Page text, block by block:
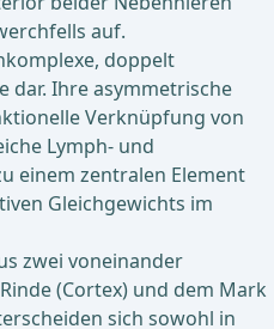
auf.
doppelt
dar. Ihre asymmetrische
Verknüpfung von
Lymph- und
einem zentralen Element
Gleichgewichts im
zwei voneinander
(Cortex) und dem Mark
sich sowohl in